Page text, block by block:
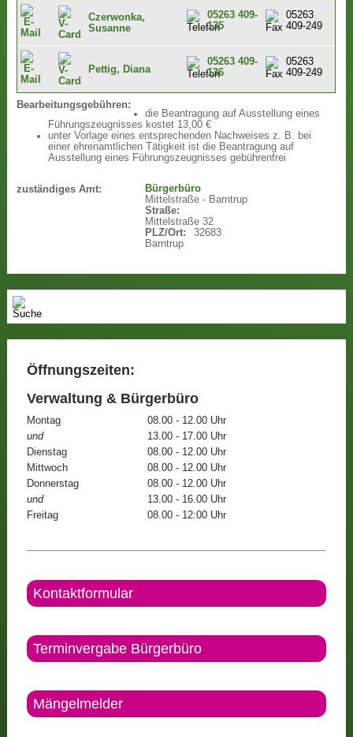
Czerwonka,
Susanne
05263 409-
135
05263
409-249
Pettig, Diana
05263 409-
136
05263
409-249
Bearbeitungsgebühren:
die Beantragung auf Ausstellung eines
Führungszeugnisses kostet 13,00 €
unter Vorlage eines entsprechenden Nachweises z. B. bei
einer ehrenamtlichen Tätigkeit ist die Beantragung auf
Ausstellung eines Führungszeugnisses gebührenfrei
zuständiges Amt:
Bürgerbüro
Mittelstraße - Barntrup
Straße:
Mittelstraße 32
PLZ/Ort:
32683
Barntrup
Öffnungszeiten:
Verwaltung & Bürgerbüro
Montag
08.00 - 12.00 Uhr
und
13.00 - 17.00 Uhr
Dienstag
08.00 - 12.00 Uhr
Mittwoch
08.00 - 12.00 Uhr
Donnerstag
08.00 - 12.00 Uhr
und
13.00 - 16.00 Uhr
Freitag
08.00 - 12:00 Uhr
Kontaktformular
Terminvergabe Bürgerbüro
Mängelmelder